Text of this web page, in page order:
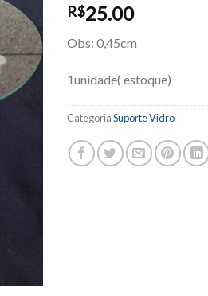
R$25.00
Obs: 0,45cm
1unidade( estoque)
CategoriaSuporte Vidro